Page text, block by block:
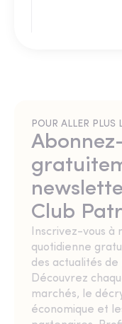
POUR ALLER PLUS
Club
Inscrivez-vous
quotidienne
des actualités
Découvrez
marchés, le
économique et